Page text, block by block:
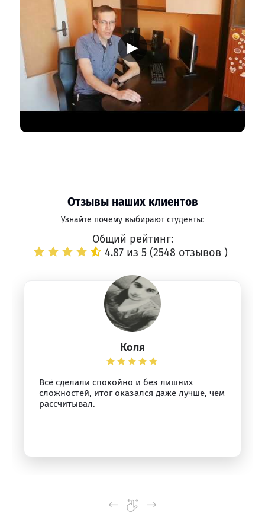
▶
Отзывы наших клиентов
Узнайте почему выбирают студенты:
Общий рейтинг:
4.87 из 5 (2548 отзывов )
Коля
Всё сделали спокойно и без лишних
сложностей, итог оказался даже лучше, чем
рассчитывал.